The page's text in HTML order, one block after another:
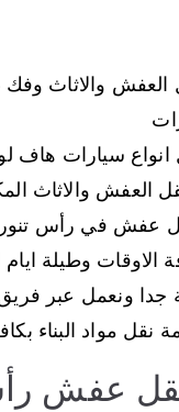
العفش والاثاث
سيارات هاف
العفش والاثاث
عفش في رأس
الاوقات وطيلة ايام
جدا ونعمل عبر
مواد البناء
عفش